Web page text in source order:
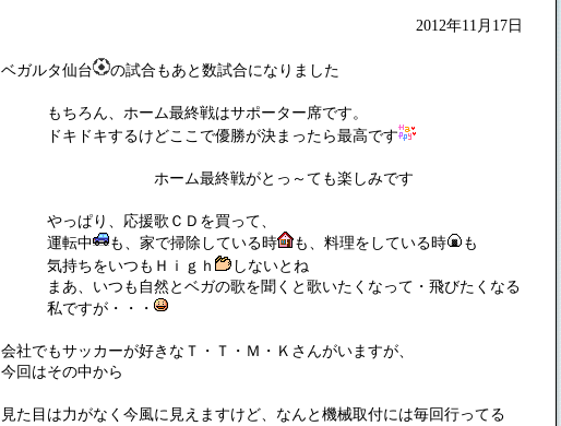
2012年11月17日
ベガルタ仙台 の試合もあと数試合になりました
もちろん、ホーム最終戦はサポーター席です。
ドキドキするけどここで優勝が決まったら最高です
ホーム最終戦がとっ～ても楽しみです
やっぱり、応援歌ＣＤを買って、
運転中
も、家で掃除している時 も、料理をしている時
も
気持ちをいつもＨｉｇｈ
しないとね
まあ、いつも自然とベガの歌を聞くと歌いたくなって・飛びたくなる
私ですが・・・
会社でもサッカーが好きなＴ・Ｔ・Ｍ・Ｋさんがいますが、
今回はその中から
見た目は力がなく今風に見えますけど、なんと機械取付には毎回行ってる